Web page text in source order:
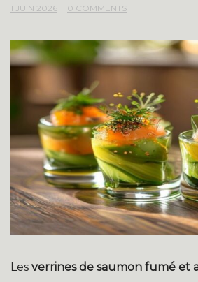
1 JUIN 2026 0 COMMENTS
Les verrines de saumon fumé et